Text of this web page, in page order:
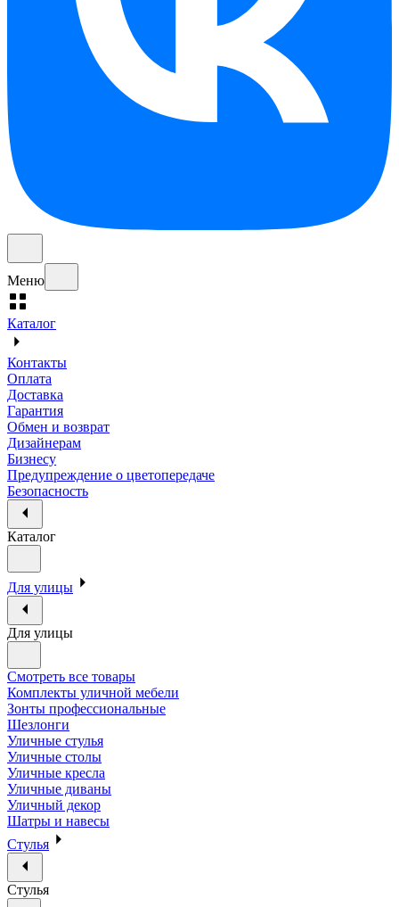
Меню
Каталог
Контакты
Оплата
Доставка
Гарантия
Обмен и возврат
Дизайнерам
Бизнесу
Предупреждение о цветопередаче
Безопасность
Каталог
Для улицы
Для улицы
Смотреть все товары
Комплекты уличной мебели
Зонты профессиональные
Шезлонги
Уличные стулья
Уличные столы
Уличные кресла
Уличные диваны
Уличный декор
Шатры и навесы
Стулья
Стулья